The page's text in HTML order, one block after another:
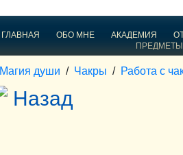
ГЛАВНАЯ ОБО МНЕ АКАДЕМИЯ
Магия души / Чакры / Работа с
Назад